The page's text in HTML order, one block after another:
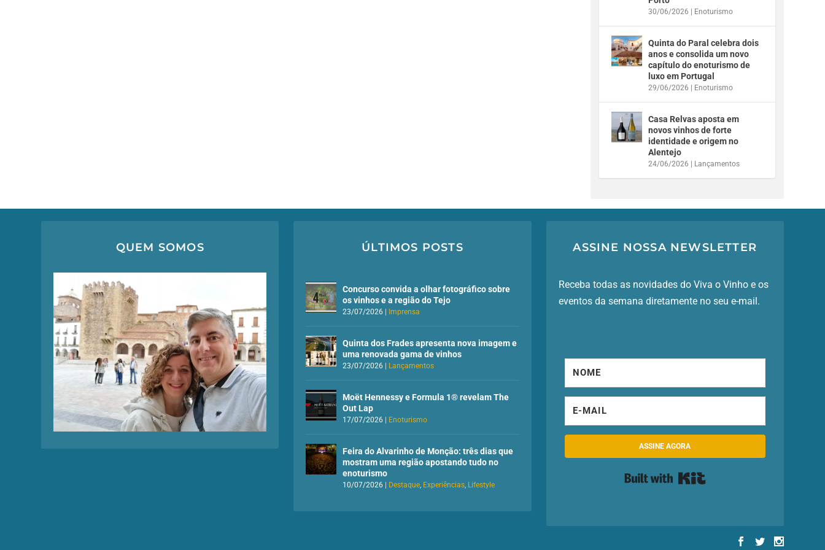
30/06/2026 | Enoturismo
Quinta do Paral celebra dois
anos e consolida um novo
capítulo do enoturismo de
luxo em Portugal
29/06/2026 | Enoturismo
Casa Relvas aposta em
novos vinhos de forte
identidade e origem no
Alentejo
24/06/2026 | Lançamentos
QUEM SOMOS ÚLTIMOS POSTS
Concurso convida a olhar fotográfico sobre
os vinhos e a região do Tejo
23/07/2026 | Imprensa
Quinta dos Frades apresenta nova imagem e
uma renovada gama de vinhos
23/07/2026 | Lançamentos
Moët Hennessy e Formula 1® revelam The
Out Lap
17/07/2026 | Enoturismo
Feira do Alvarinho de Monção: três dias que
mostram uma região apostando tudo no
enoturismo
10/07/2026 | Destaque, Experiências, Lifestyle
ASSINE NOSSA NEWSLETTER
Receba todas as novidades do Viva o Vinho e os
eventos da semana diretamente no seu e-mail.
ASSINE AGORA